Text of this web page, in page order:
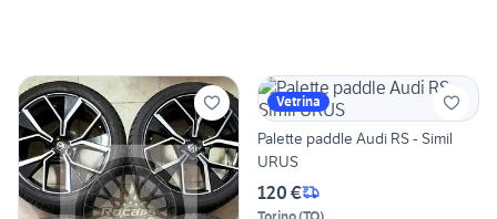
Vetrina
Palette paddle Audi RS - Simil
URUS
120 €